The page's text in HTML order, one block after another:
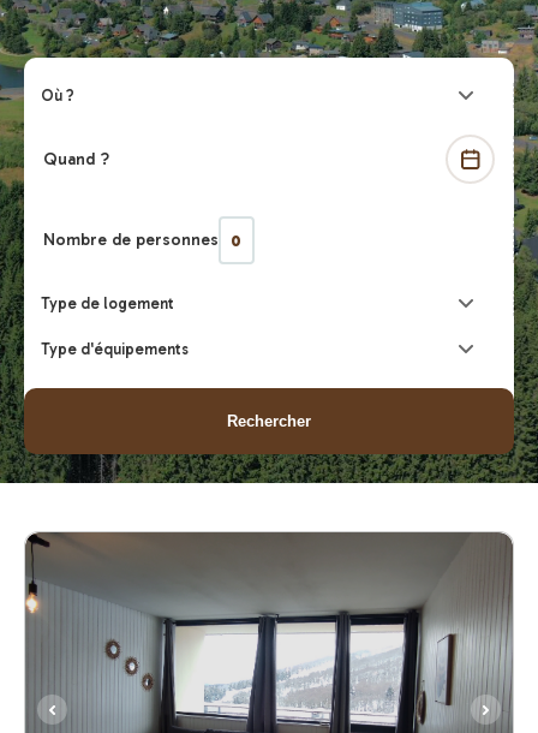
Où ?
Quand ?
Nombre de personnes
Type de logement
Type d'équipements
Rechercher